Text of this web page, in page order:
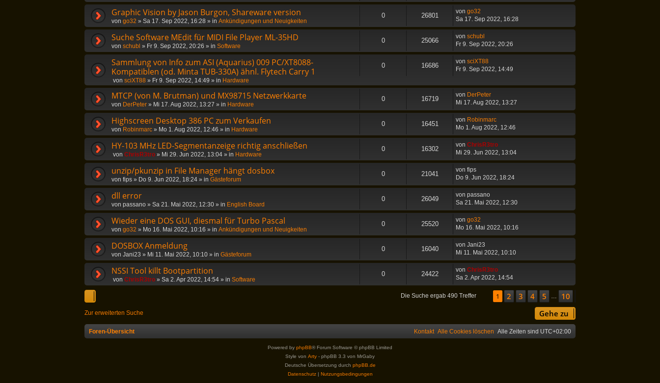
Graphic Vision by Jason Burgon, Shareware version
von go32 » Sa 17. Sep 2022, 16:28 » in Ankündigungen und Neuigkeiten
0 26801
von go32
Sa 17. Sep 2022, 16:28
Suche Software MEdit für MIDI File Player ML-35HD
von schubl » Fr 9. Sep 2022, 20:26 » in Software
0 25066
von schubl
Fr 9. Sep 2022, 20:26
Sammlung von Info zum ASI (Aquarius) 009 PC/XT8088-
Kompatiblen (od. Minta TUB-330A) ähnl. Flytech Carry 1
von sciXT88 » Fr 9. Sep 2022, 14:49 » in Hardware
0 16686
von sciXT88
Fr 9. Sep 2022, 14:49
MTCP (von M. Brutman) und MX98715 Netzwerkkarte
von DerPeter » Mi 17. Aug 2022, 13:27 » in Hardware
0 16719
von DerPeter
Mi 17. Aug 2022, 13:27
Highscreen Desktop 386 PC zum Verkaufen
von Robinmarc » Mo 1. Aug 2022, 12:46 » in Hardware
0 16451
von Robinmarc
Mo 1. Aug 2022, 12:46
HY-103 MHz LED-Segmentanzeige richtig anschließen
von ChrisR3tro » Mi 29. Jun 2022, 13:04 » in Hardware
0 16302
von ChrisR3tro
Mi 29. Jun 2022, 13:04
unzip/pkunzip in File Manager hängt dosbox
von fips » Do 9. Jun 2022, 18:24 » in Gästeforum
0 21041
von fips
Do 9. Jun 2022, 18:24
dll error
von passano » Sa 21. Mai 2022, 12:30 » in English Board
0 26049
von passano
Sa 21. Mai 2022, 12:30
Wieder eine DOS GUI, diesmal für Turbo Pascal
von go32 » Mo 16. Mai 2022, 10:16 » in Ankündigungen und Neuigkeiten
0 25520
von go32
Mo 16. Mai 2022, 10:16
DOSBOX Anmeldung
von Jani23 » Mi 11. Mai 2022, 10:10 » in Gästeforum
0 16040
von Jani23
Mi 11. Mai 2022, 10:10
NSSI Tool killt Bootpartition
von ChrisR3tro » Sa 2. Apr 2022, 14:54 » in Software
0 24422
von ChrisR3tro
Sa 2. Apr 2022, 14:54
Die Suche ergab 490 Treffer Seite 1 von 10
1 2 3 4 5 … 10
Zur erweiterten Suche Gehe zu
Foren-Übersicht Alle Zeiten sind UTC+02:00
Alle Cookies löschen
Kontakt
Powered by phpBB® Forum Software © phpBB Limited
Style von Arty - phpBB 3.3 von MrGaby
Deutsche Übersetzung durch phpBB.de
Datenschutz| Nutzungsbedingungen